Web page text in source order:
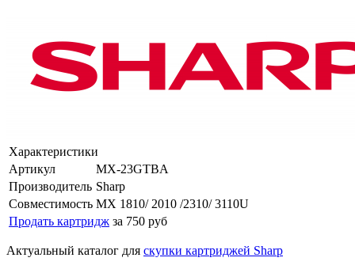
Характеристики
Артикул
MX-23GTBA
Производитель Sharp
Совместимость MX 1810/ 2010 /2310/ 3110U
Продать картридж за 750 руб
Актуальный каталог для скупки картриджей Sharp